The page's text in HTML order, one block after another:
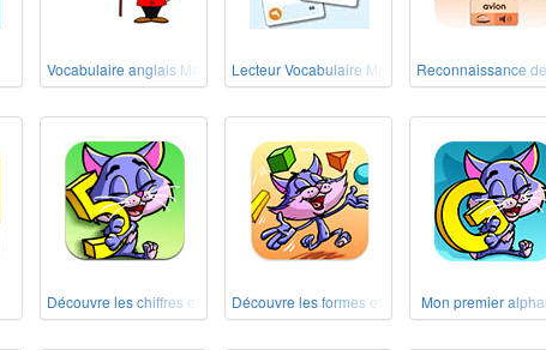
Vocabulaire anglais MaternelleLecteur Vocabulaire MaternelleReconnaissance
Découvre les chiffres et les nombres !Découvre les formes et les couleurs !
Mon premier